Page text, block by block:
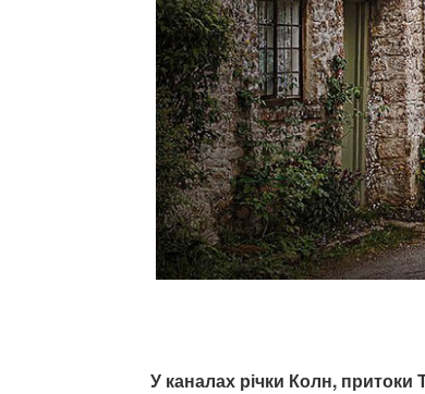
У каналах річки Колн, притоки